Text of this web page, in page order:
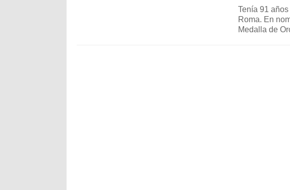
Tenía 91
Roma. En
Medalla de